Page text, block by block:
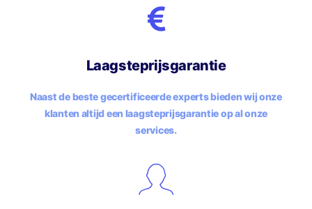
Laagsteprijsgarantie
Naast de beste gecertificeerde experts bieden wij onze
klanten altijd een laagsteprijsgarantie op al onze
services.